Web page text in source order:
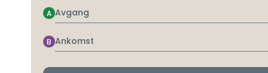
Avgang
A
Ankomst
B